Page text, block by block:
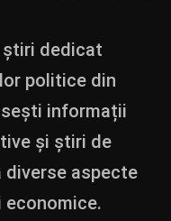
știri dedicat
politice din
informații
și știri de
diverse aspecte